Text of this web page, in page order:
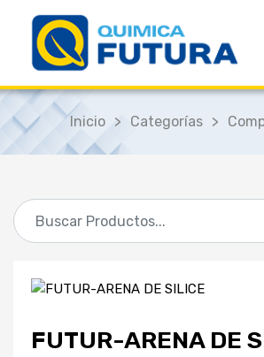
Inicio > Categorías >
FUTUR-ARENA DE